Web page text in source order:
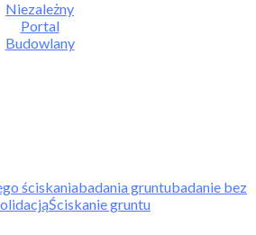
Niezależny
Portal
Budowlany
ściskaniabadania gruntubadanie bez
Ściskanie gruntu